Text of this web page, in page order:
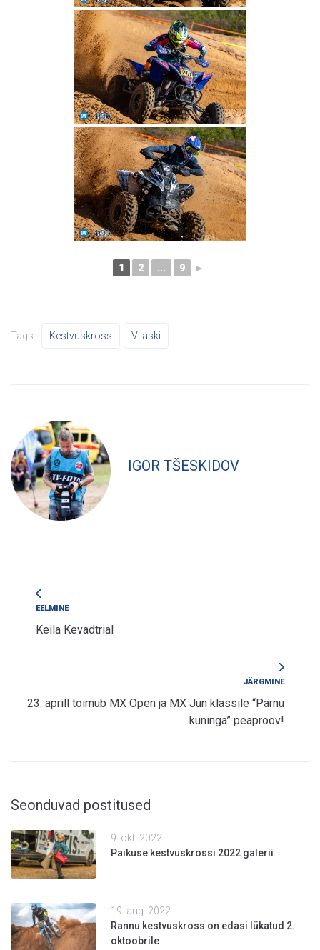
1 2 ... 9 ►
Tags: Kestvuskross Vilaski
IGOR TŠESKIDOV
EELMINE
Keila Kevadtrial
JÄRGMINE
23. aprill toimub MX Open ja MX Jun klassile “Pärnu
kuninga” peaproov!
Seonduvad postitused
9. okt. 2022
Paikuse kestvuskrossi 2022 galerii
19. aug. 2022
Rannu kestvuskross on edasi lükatud 2.
oktoobrile